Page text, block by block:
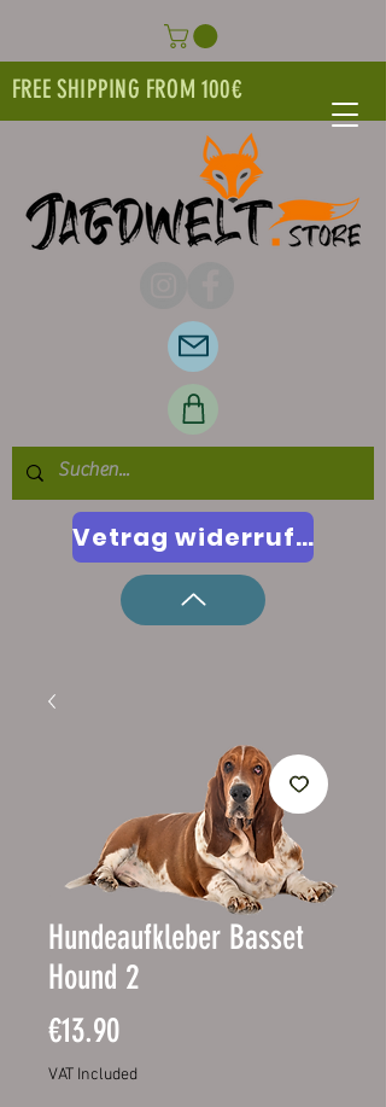
FREE SHIPPING FROM 100€
Vetrag widerrufen
Hundeaufkleber Basset
Hound 2
€13.90Price
VAT Included